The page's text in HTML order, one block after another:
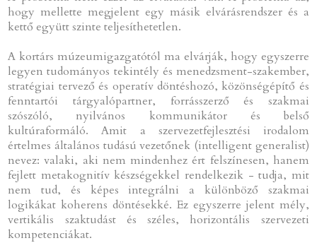
hogy mellette megjelent egy másik elvárásrendszer és a
kettő együtt szinte teljesíthetetlen.
A kortárs múzeumigazgatótól ma elvárják, hogy egyszerre
legyen tudományos tekintély és menedzsment-szakember,
stratégiai tervező és operatív döntéshozó, közönségépítő és
fenntartói tárgyalópartner, forrásszerző és szakmai
szószóló, nyilvános kommunikátor és belső
kultúraformáló. Amit a szervezetfejlesztési irodalom
értelmes általános tudású vezetőnek (intelligent generalist)
nevez: valaki, aki nem mindenhez ért felszínesen, hanem
fejlett metakognitív készségekkel rendelkezik - tudja, mit
nem tud, és képes integrálni a különböző szakmai
logikákat koherens döntésekké. Ez egyszerre jelent mély,
vertikális szaktudást és széles, horizontális szervezeti
kompetenciákat.